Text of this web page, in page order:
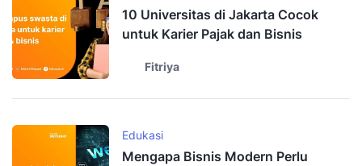
10 Universitas di Jakarta Cocok
untuk Karier Pajak dan Bisnis
Fitriya
Edukasi
Mengapa Bisnis Modern Perlu